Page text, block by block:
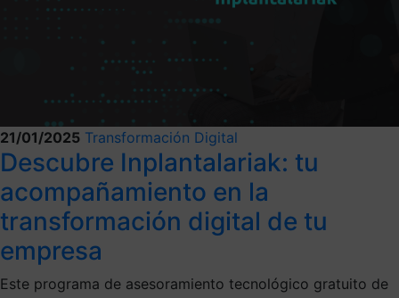
21/01/2025 Transformación Digital
Descubre Inplantalariak: tu
acompañamiento en la
transformación digital de tu
empresa
Este programa de asesoramiento tecnológico gratuito de